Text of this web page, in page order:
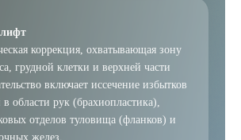
коррекция, охватывающая зону
грудной клетки и верхней части
включает иссечение избытков
области рук (брахиопластика),
отделов туловища (фланков) и
желез.